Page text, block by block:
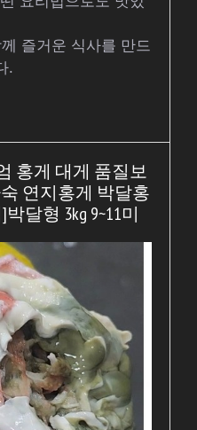
즐거운 식사를 만드
.
홍게 대게 품질보
연지홍게 박달홍
달형 3kg 9~11미